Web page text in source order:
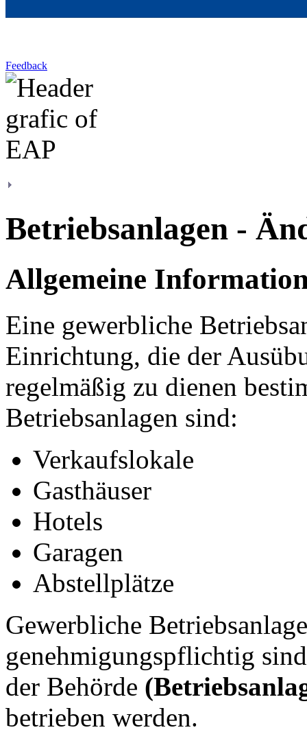
Feedback
Betriebsanlagen -
Allgemeine
Eine gewerbliche
Einrichtung, die der
regelmäßig zu dienen
Betriebsanlagen sind:
Verkaufslokale
Gasthäuser
Hotels
Garagen
Abstellplätze
Gewerbliche
genehmigungspflichtig
der Behörde
betrieben werden.